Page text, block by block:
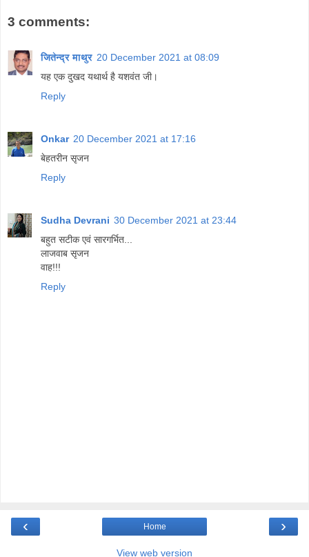
3 comments:
जितेन्द्र माथुर 20 December 2021 at 08:09
यह एक दुखद यथार्थ है यशवंत जी।
Reply
Onkar 20 December 2021 at 17:16
बेहतरीन सृजन
Reply
Sudha Devrani 30 December 2021 at 23:44
बहुत सटीक एवं सारगर्भित...
लाजवाब सृजन
वाह!!!
Reply
‹ ›
Home
View web version